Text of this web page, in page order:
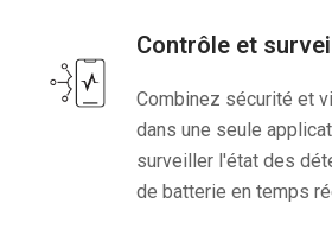
Contrôle et
Combinez sécurité et
dans une seule
surveiller l'état des
de batterie en temps